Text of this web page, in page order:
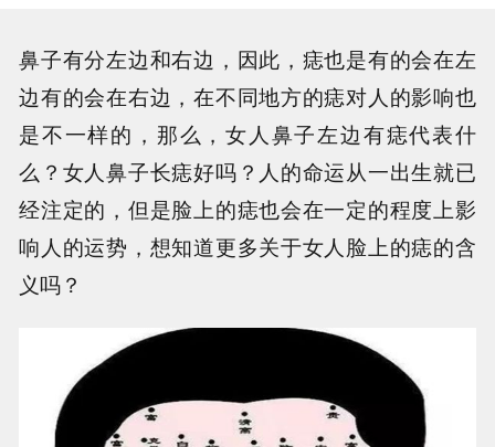
鼻子有分左边和右边，因此，痣也是有的会在左
边有的会在右边，在不同地方的痣对人的影响也
是不一样的，那么，女人鼻子左边有痣代表什
么？女人鼻子长痣好吗？人的命运从一出生就已
经注定的，但是脸上的痣也会在一定的程度上影
响人的运势，想知道更多关于女人脸上的痣的含
义吗？